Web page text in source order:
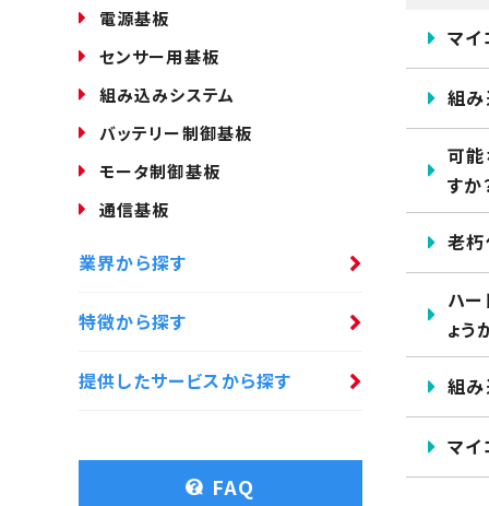
マイ
組み
可能
すか
老朽
ハ
ょう
組み
マイ
電源基板
センサー用基板
組み込みシステム
バッテリー制御基板
モータ制御基板
通信基板
業界から探す
特徴から探す
提供したサービスから探す
FAQ